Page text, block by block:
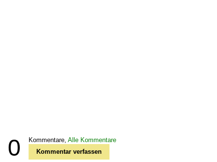
0 Kommentare, Alle Kommentare
Kommentar verfassen